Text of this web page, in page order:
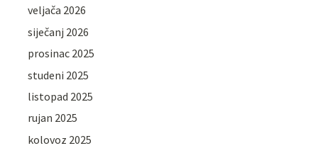
veljača 2026
siječanj 2026
prosinac 2025
studeni 2025
listopad 2025
rujan 2025
kolovoz 2025